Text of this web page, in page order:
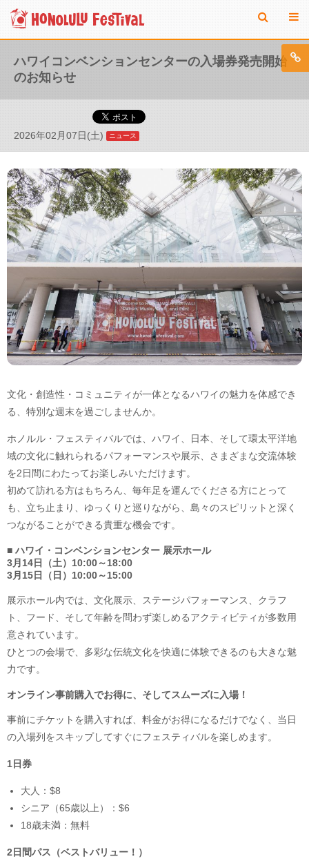
ハワイコンベンションセンターの入場券発売開始
のお知らせ
2026年02月07日(土) ニュース
文化・創造性・コミュニティが一体となるハワイの魅力を体感でき
る、特別な週末を過ごしませんか。
ホノルル・フェスティバルでは、ハワイ、日本、そして環太平洋地
域の文化に触れられるパフォーマンスや展示、さまざまな交流体験
を2日間にわたってお楽しみいただけます。
初めて訪れる方はもちろん、毎年足を運んでくださる方にとって
も、立ち止まり、ゆっくりと巡りながら、島々のスピリットと深く
つながることができる貴重な機会です。
■ ハワイ・コンベンションセンター 展示ホール
3月14日（土）10:00～18:00
3月15日（日）10:00～15:00
展示ホール内では、文化展示、ステージパフォーマンス、クラフ
ト、フード、そして年齢を問わず楽しめるアクティビティが多数用
意されています。
ひとつの会場で、多彩な伝統文化を快適に体験できるのも大きな魅
力です。
オンライン事前購入でお得に、そしてスムーズに入場！
事前にチケットを購入すれば、料金がお得になるだけでなく、当日
の入場列をスキップしてすぐにフェスティバルを楽しめます。
1日券
大人：$8
シニア（65歳以上）：$6
18歳未満：無料
2日間パス（ベストバリュー！）